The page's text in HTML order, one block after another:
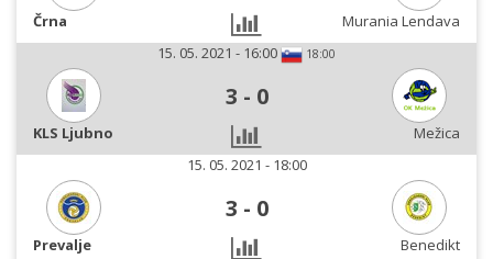
Črna
Murania Lendava
15. 05. 2021 - 16:00
18:00
3 - 0
KLS Ljubno
Mežica
15. 05. 2021 - 18:00
3 - 0
Prevalje Benedikt